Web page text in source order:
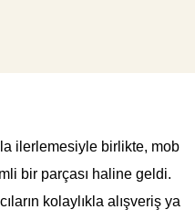
ilerlemesiyle birlikte, mob
bir parçası haline geldi.
kolaylıkla alışveriş ya